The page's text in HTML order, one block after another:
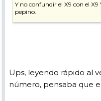
Y no confundir el X9 con el
pepino.
Ups, leyendo rápido al
número, pensaba que